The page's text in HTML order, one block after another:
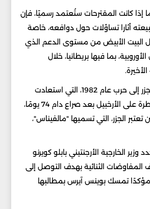
كانت المقترحات ستُعتمد رسميًا، فإن
أثارا تساؤلات حول دوافعه، خاصة
البيت الأبيض من مستوى الدعم الذي
بما فيها بريطانيا، خلال
ويعود النزاع على الجزر إلى حرب عام 1982، التي استعادت
خلالها بريطانيا السيطرة على الأرخبيل بعد صراع دام 74 يومًا،
تعتبر الجزر، التي تسميها "مالفيناس"،
الخارجية الأرجنتيني بابلو كويرنو
المفاوضات الثنائية بهدف التوصل إلى
تمسك بوينس آيرس بمطالبها